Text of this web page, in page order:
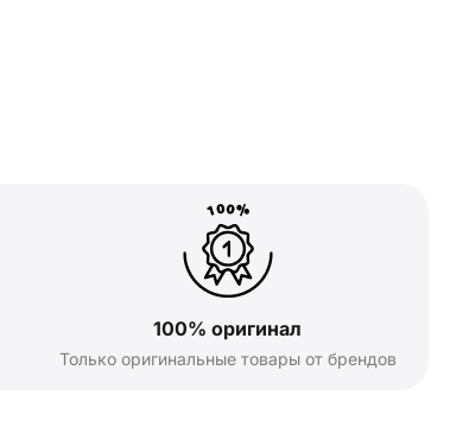
100% оригинал
Только оригинальные товары от брендов